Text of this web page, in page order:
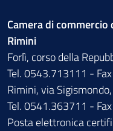
Camera di
Rimini
Forlì, corso della
Tel. 0543.713111 -
Rimini, via
Tel. 0541.363711 -
Posta elettronica